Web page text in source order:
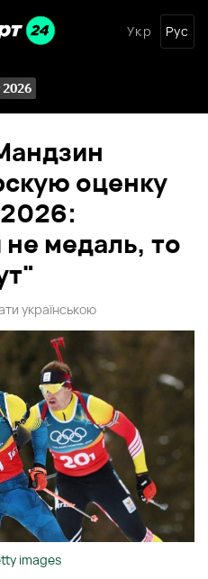
Укр Рус
оценку
медаль, то
українською
images